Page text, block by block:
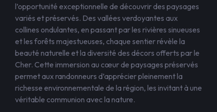
l’opportunité exceptionnelle de découvrir des paysages
variés et préservés. Des vallées verdoyantes aux
collines ondulantes, en passant par les rivières sinueuses
et les forêts majestueuses, chaque sentier révèle la
beauté naturelle et la diversité des décors offerts par le
Cher. Cette immersion au cœur de paysages préservés
permet aux randonneurs d’apprécier pleinement la
richesse environnementale de la région, les invitant à une
véritable communion avec la nature.